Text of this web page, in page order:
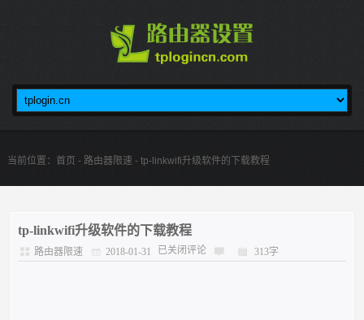
当前位置： 首页 - 路由器限速 - tp-linkwifi升级软件的下载教程
tp-linkwifi升级软件的下载教程
路由器限速 2018-01-31 已关闭评论 313字